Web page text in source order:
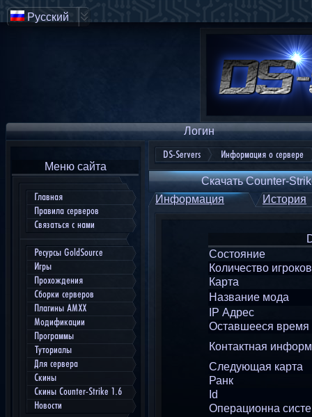
Логин
Меню сайта
Главная
Правила серверов
Связаться с нами
Ресурсы GoldSource
Игры
Прохождения
Сборки серверов
Плагины AMXX
Модификации
Программы
Туториалы
Для сервера
Скины
Скины Counter-Strike 1.6
Новости
DS-Servers Информация о сервере
Скачать Counter-
Информация
История
Состояние
Количество игроков
Карта
Название мода
IP Адрес
Оставшееся время
Контактная
Следующая карта
Ранк
Id
Операционна
Русский